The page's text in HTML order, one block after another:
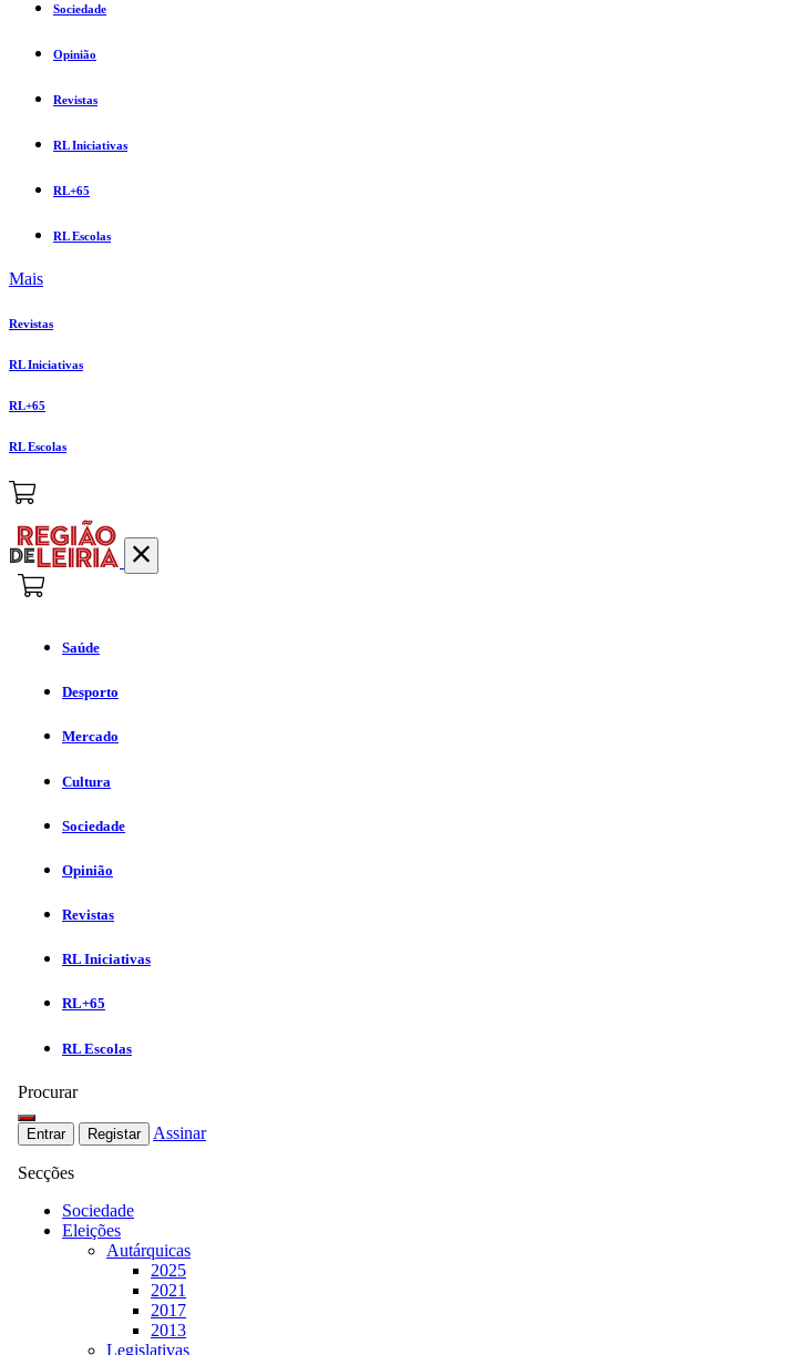
Sociedade
Opinião
Revistas
RL Iniciativas
RL+65
RL Escolas
Mais
Revistas
RL Iniciativas
RL+65
RL Escolas
Saúde
Desporto
Mercado
Cultura
Sociedade
Opinião
Revistas
RL Iniciativas
RL+65
RL Escolas
Procurar
Entrar Registar Assinar
Secções
Sociedade
Eleições
Autárquicas
2025
2021
2017
2013
Legislativas